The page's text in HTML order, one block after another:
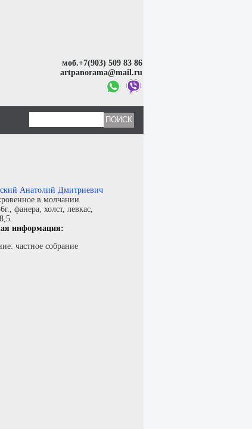
моб.+7(903) 509 83 86
artpanorama@mail.ru
Анатолий Дмитриевич
в молчании
фанера, холст, левкас,
информация:
частное собрание